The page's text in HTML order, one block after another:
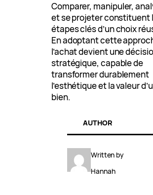
Comparer, manipuler,
et se projeter constituent
étapes clés d’un choix
En adoptant cette
l’achat devient une
stratégique, capable de
transformer durablement
l’esthétique et la valeur
bien.
AUTHOR
Written by
Hannah